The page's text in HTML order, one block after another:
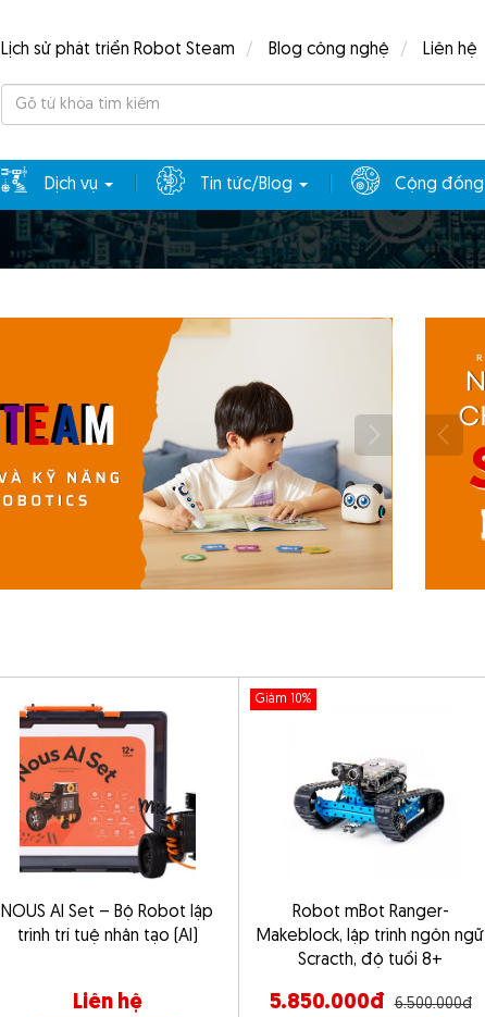
Lịch sử phát triển Robot Steam Blog công nghệ Liên hệ
Tìm
kiếm
Dịch vụ Tin tức/Blog Cộng đồng
NOUS AI Set – Bộ Robot lập
trình trí tuệ nhân tạo (AI)
Liên hệ
Robot mBot Ranger-
Makeblock, lập trình ngôn ngữ
Scracth, độ tuổi 8+
5.850.000đ 6.500.000đ
Giảm 10%